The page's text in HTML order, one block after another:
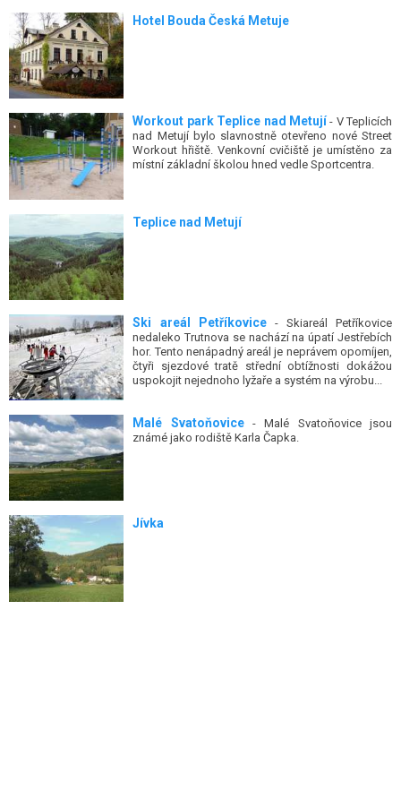
Hotel Bouda Česká Metuje
Workout park Teplice nad Metují - V Teplicích
nad Metují bylo slavnostně otevřeno nové Street
Workout hřiště. Venkovní cvičiště je umístěno za
místní základní školou hned vedle Sportcentra.
Teplice nad Metují
Ski areál Petříkovice- Skiareál Petříkovice
nedaleko Trutnova se nachází na úpatí Jestřebích
hor. Tento nenápadný areál je neprávem opomíjen,
čtyři sjezdové tratě střední obtížnosti dokážou
uspokojit nejednoho lyžaře a systém na výrobu...
Malé Svatoňovice- Malé Svatoňovice jsou
známé jako rodiště Karla Čapka.
Jívka